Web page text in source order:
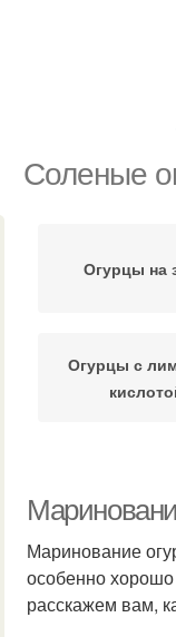
Соленые
Огурцы на
Огурцы с
Огурцы с
Маринование
особенно хорошо
расскажем вам,